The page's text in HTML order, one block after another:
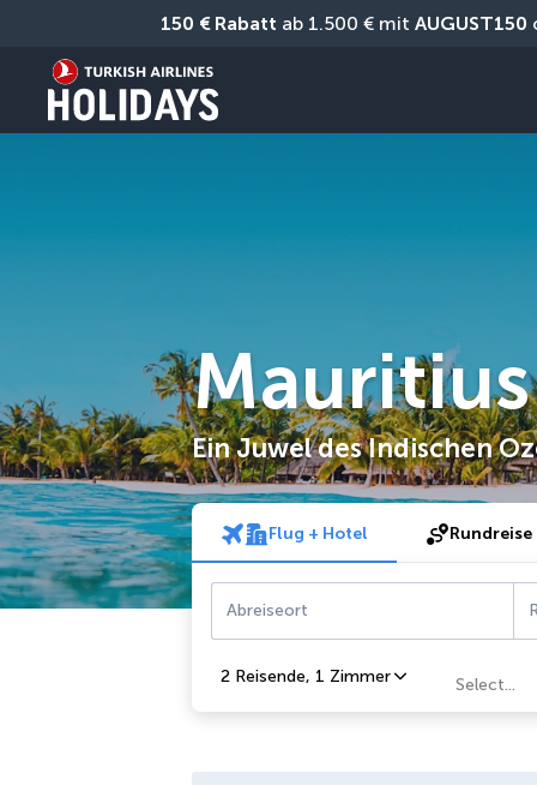
150 € Rabatt ab 1.500 € mit AUGUST150
Mauritius
Ein Juwel des Indischen
Flug + Hotel Rundreise
Abreiseort
2 Reisende, 1 Zimmer Select...